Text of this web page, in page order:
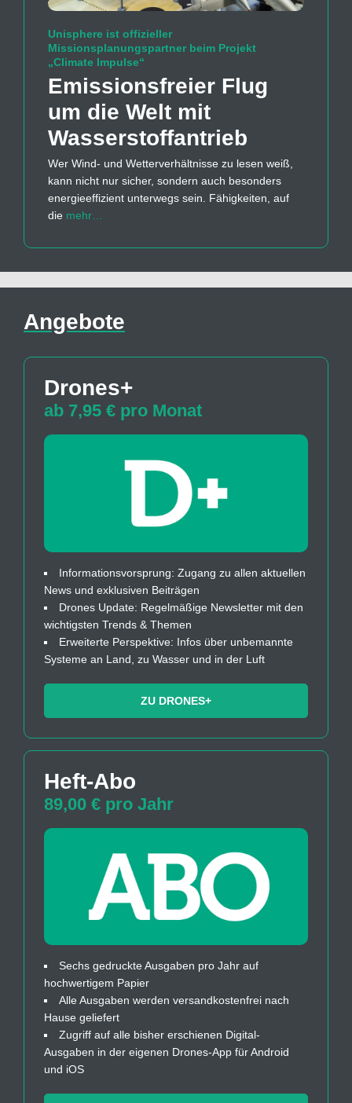
Unisphere ist offizieller
Missionsplanungspartner beim Projekt
„Climate Impulse“
Emissions­freier Flug
um die Welt mit
Wasserstoff­antrieb
Wer Wind- und Wetterverhältnisse zu lesen weiß,
kann nicht nur sicher, sondern auch besonders
energieeffizient unterwegs sein. Fähigkeiten, auf
die mehr…
Angebote
Drones+
ab 7,95 € pro Monat
Informationsvorsprung: Zugang zu allen aktuellen
News und exklusiven Beiträgen
Drones Update: Regelmäßige Newsletter mit den
wichtigsten Trends & Themen
Erweiterte Perspektive: Infos über unbemannte
Systeme an Land, zu Wasser und in der Luft
ZU DRONES+
Heft-Abo
89,00 € pro Jahr
Sechs gedruckte Ausgaben pro Jahr auf
hochwertigem Papier
Alle Ausgaben werden versandkostenfrei nach
Hause geliefert
Zugriff auf alle bisher erschienen Digital-
Ausgaben in der eigenen Drones-App für Android
und iOS